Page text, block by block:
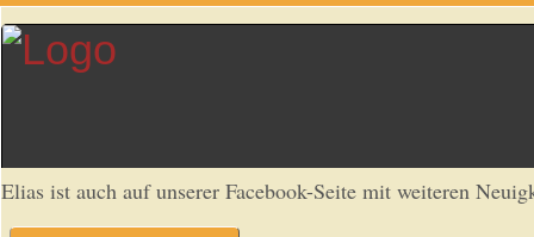
Elias ist auch auf unserer Facebook-Seite mit weiteren